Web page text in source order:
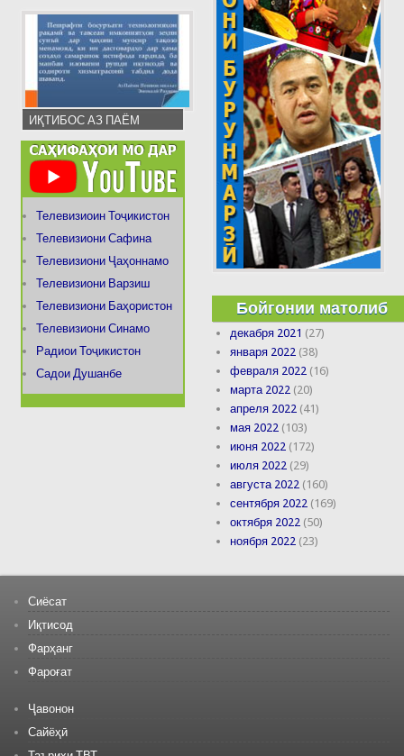
ИҚТИБОС АЗ ПАЁМ
Телевизиоин Тоҷикистон
Телевизиони Сафина
Телевизиони Ҷаҳоннамо
Телевизиони Варзиш
Телевизиони Баҳористон
Телевизиони Синамо
Радиои Тоҷикистон
Садои Душанбе
Бойгонии матолиб
декабря 2021 (27)
января 2022 (38)
февраля 2022 (16)
марта 2022 (20)
апреля 2022 (41)
мая 2022 (103)
июня 2022 (172)
июля 2022 (29)
августа 2022 (160)
сентября 2022 (169)
октября 2022 (50)
ноября 2022 (23)
Сиёсат
Иқтисод
Фарҳанг
Фароғат
Ҷавонон
Сайёҳӣ